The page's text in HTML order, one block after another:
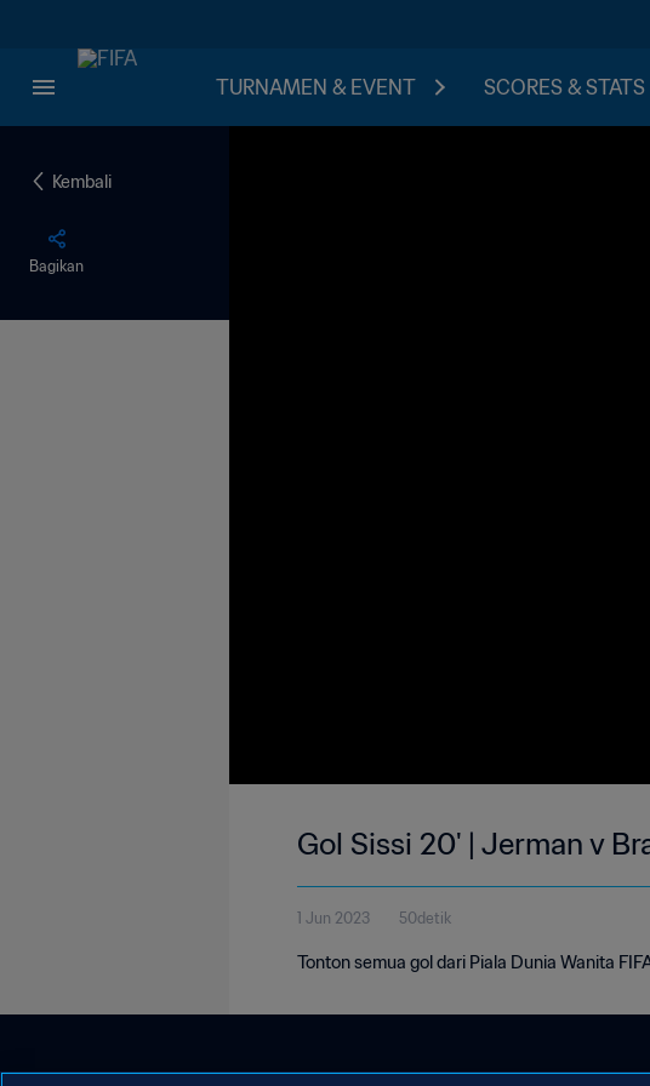
TURNAMEN & EVENT SCORES & STATS
Kembali
Bagikan
Gol Sissi 20' | Jerman v
1 Jun 2023 50detik
Tonton semua gol dari Piala Dunia Wanita